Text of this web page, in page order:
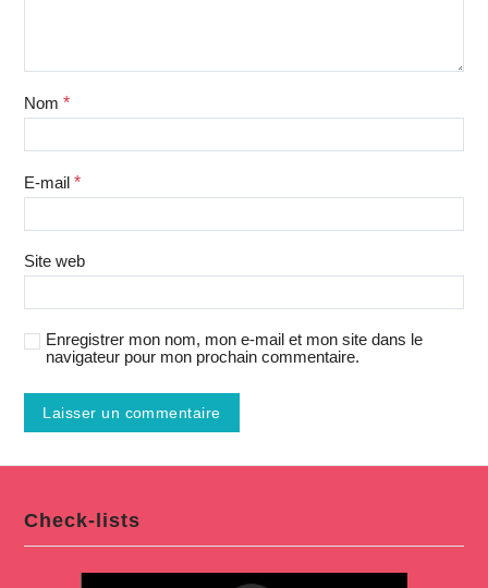
Nom *
E-mail *
Site web
Enregistrer mon nom, mon e-mail et mon site dans le
navigateur pour mon prochain commentaire.
Check-lists